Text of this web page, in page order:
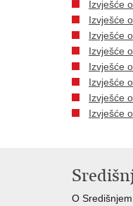
Izvješće
Izvješće
Izvješće
Izvješće
Izvješće
Izvješće
Izvješće
Izvješće
O